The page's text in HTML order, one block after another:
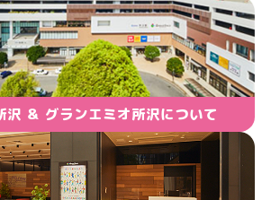
沢 ＆ グランエミオ所沢について